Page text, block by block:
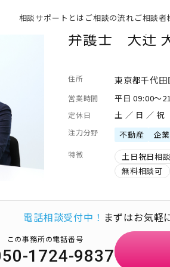
相談サポートとは ご相談の流れご相談者
弁護士 大辻
住所 東京都千代
営業時間 平日 09:00～
定休日 土 ／ 日 ／ 祝
注力分野 不動産 企
特徴 土日祝日相
無料相談可
電話相談受付中！ まずはお気軽
この事務所の電話番号
1724-9837